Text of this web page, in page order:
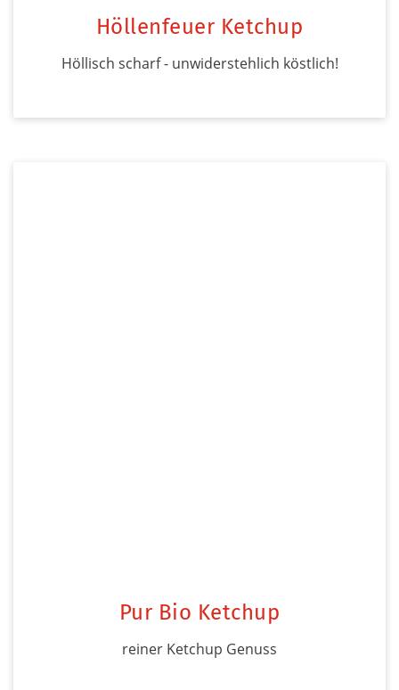
Höllenfeuer Ketchup
Höllisch scharf - unwiderstehlich köstlich!
Pur Bio Ketchup
reiner Ketchup Genuss